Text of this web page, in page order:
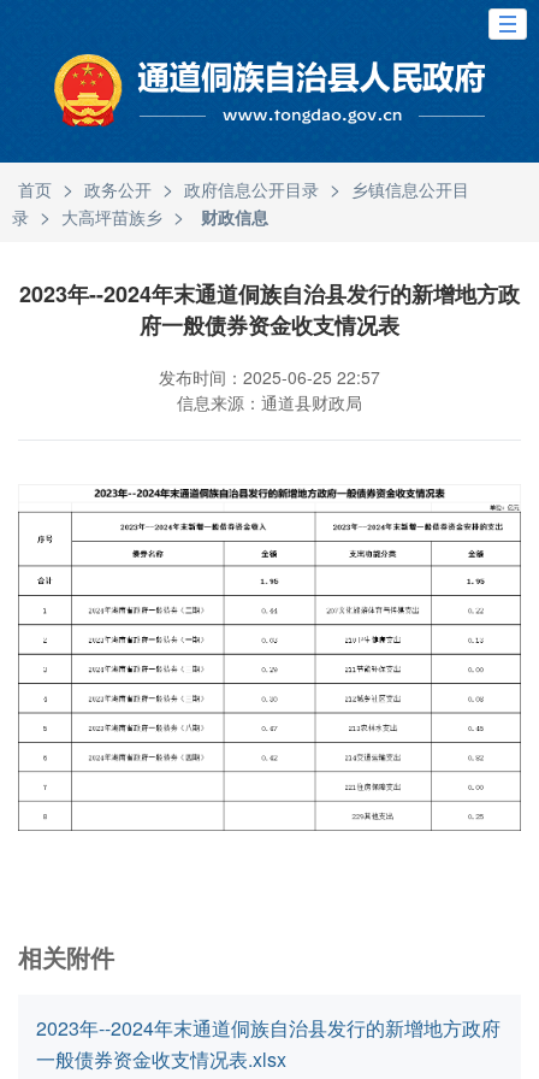
首页 > 政务公开 > 政府信息公开目录 >
乡镇信息公开目
录 > 大高坪苗族乡 > 财政信息
2023年--2024年末通道侗族自治县发行的新增地方政
府一般债券资金收支情况表
发布时间：2025-06-25 22:57
信息来源：通道县财政局
相关附件
2023年--2024年末通道侗族自治县发行的新增地方政府
一般债券资金收支情况表.xlsx